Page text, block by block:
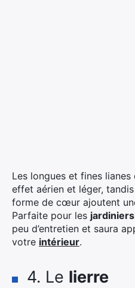
Les longues et fines lianes
effet aérien et léger,
forme de cœur ajoutent
Parfaite pour les
peu d’entretien et saura
votre intérieur.
4. Le lierre